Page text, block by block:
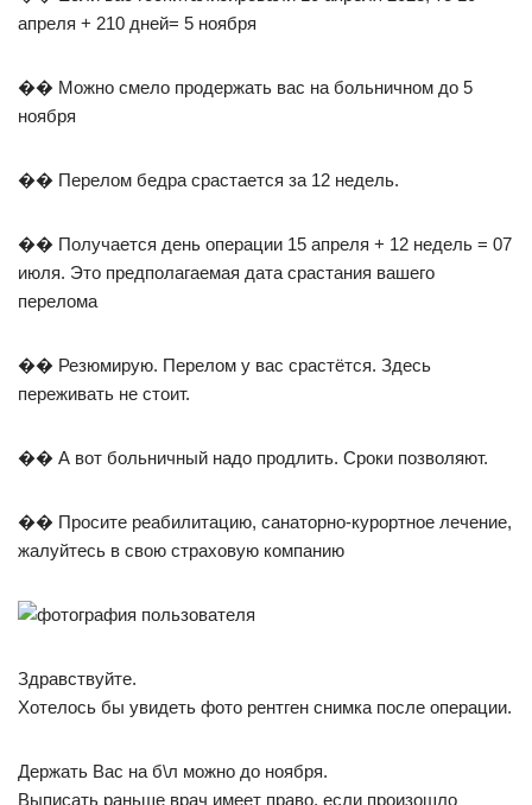
апреля + 210 дней= 5 ноября
�� Можно смело продержать вас на больничном до 5
ноября
�� Перелом бедра срастается за 12 недель.
�� Получается день операции 15 апреля + 12 недель = 07
июля. Это предполагаемая дата срастания вашего
перелома
�� Резюмирую. Перелом у вас срастётся. Здесь
переживать не стоит.
�� А вот больничный надо продлить. Сроки позволяют.
�� Просите реабилитацию, санаторно-курортное лечение,
жалуйтесь в свою страховую компанию
Здравствуйте.
Хотелось бы увидеть фото рентген снимка после операции.
Держать Вас на б\л можно до ноября.
Выписать раньше врач имеет право, если произошло